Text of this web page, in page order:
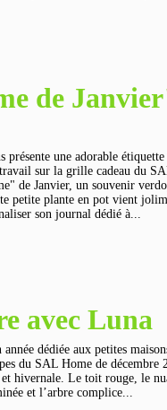
de
présente une adorable
sur la grille cadeau du
de Janvier, un souvenir
petite plante en pot vient
son journal dédié à...
avec Luna
dédiée aux petites
du SAL Home de décembre
et hivernale. Le toit rouge, le
et l’arbre complice...